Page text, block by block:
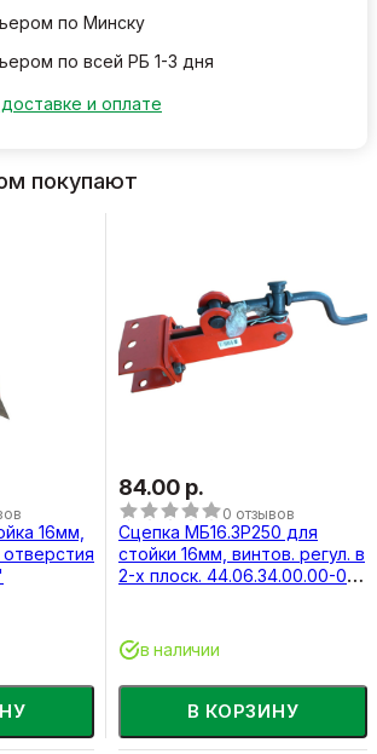
по Минску
по всей РБ 1-3 дня
и оплате
покупают
16мм,
84.00 р.
0 отзывов
Сцепка МБ16.3Р250 для
стойки 16мм, винтов. регул. в
2-х плоск. 44.06.34.00.00-01
В КОРЗИНУ
в наличии